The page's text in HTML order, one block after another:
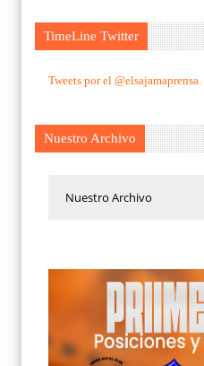
TimeLine Twitter
Tweets por el @elsajamaprensa.
Nuestro Archivo